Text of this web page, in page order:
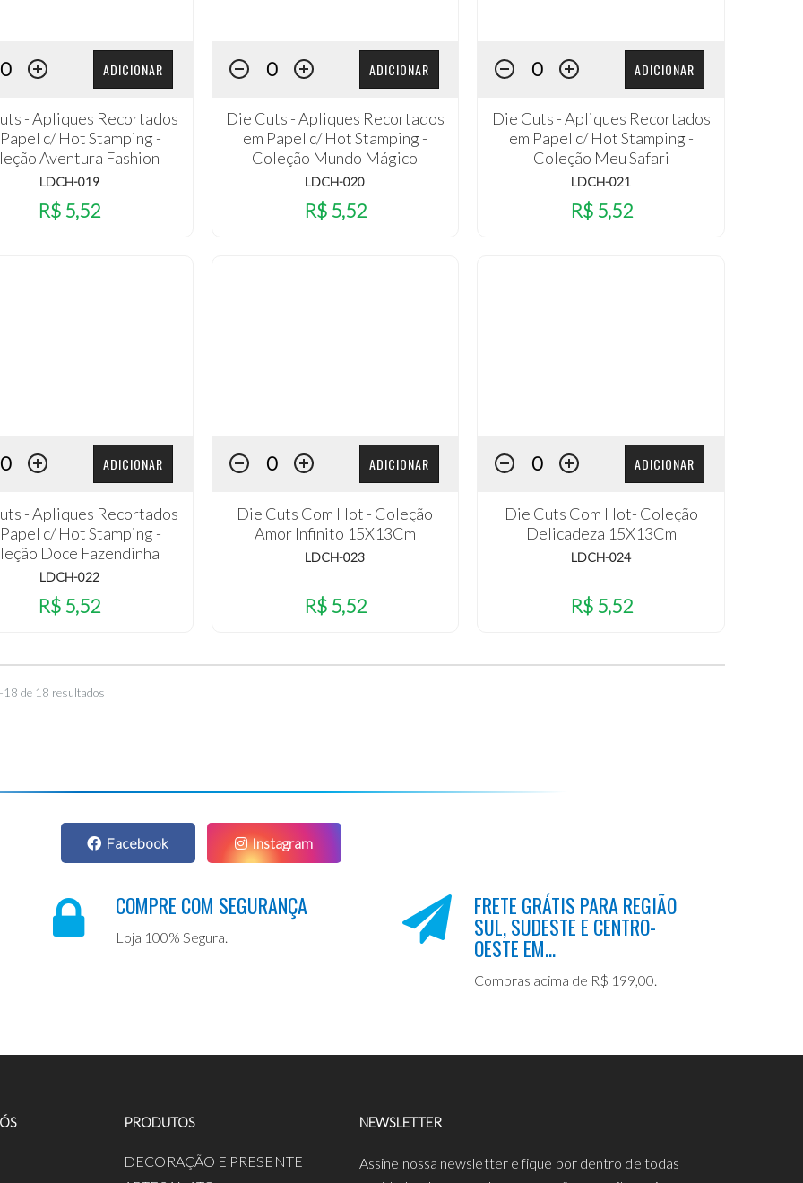
ADICIONAR
- Apliques Recortados
c/ Hot Stamping -
Aventura Fashion
LDCH-019
R$ 5,52
ADICIONAR
Die Cuts - Apliques Recortados
em Papel c/ Hot Stamping -
Coleção Mundo Mágico
LDCH-020
R$ 5,52
ADICIONAR
Die Cuts - Apliques Recortados
em Papel c/ Hot Stamping -
Coleção Meu Safari
LDCH-021
R$ 5,52
ADICIONAR
- Apliques Recortados
c/ Hot Stamping -
Doce Fazendinha
LDCH-022
R$ 5,52
ADICIONAR
Die Cuts Com Hot - Coleção
Amor Infinito 15X13Cm
LDCH-023
R$ 5,52
ADICIONAR
Die Cuts Com Hot- Coleção
Delicadeza 15X13Cm
LDCH-024
R$ 5,52
de 18 resultados
Facebook Instagram
COMPRE COM SEGURANÇA
Loja 100% Segura.
FRETE GRÁTIS PARA REGIÃO
SUL, SUDESTE E CENTRO-
OESTE EM...
Compras acima de R$ 199,00.
PRODUTOS
DECORAÇÃO E PRESENTE
NEWSLETTER
Assine nossa newsletter e fique por dentro de todas